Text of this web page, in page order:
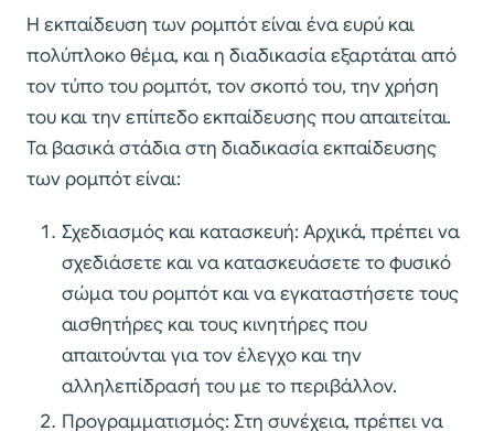
Η εκπαίδευση των ρομπότ είναι ένα ευρύ και
πολύπλοκο θέμα, και η διαδικασία εξαρτάται από
τον τύπο του ρομπότ, τον σκοπό του, την χρήση
του και την επίπεδο εκπαίδευσης που απαιτείται.
Τα βασικά στάδια στη διαδικασία εκπαίδευσης
των ρομπότ είναι:
Σχεδιασμός και κατασκευή: Αρχικά, πρέπει να
σχεδιάσετε και να κατασκευάσετε το φυσικό
σώμα του ρομπότ και να εγκαταστήσετε τους
αισθητήρες και τους κινητήρες που
απαιτούνται για τον έλεγχο και την
αλληλεπίδρασή του με το περιβάλλον.
Προγραμματισμός: Στη συνέχεια, πρέπει να